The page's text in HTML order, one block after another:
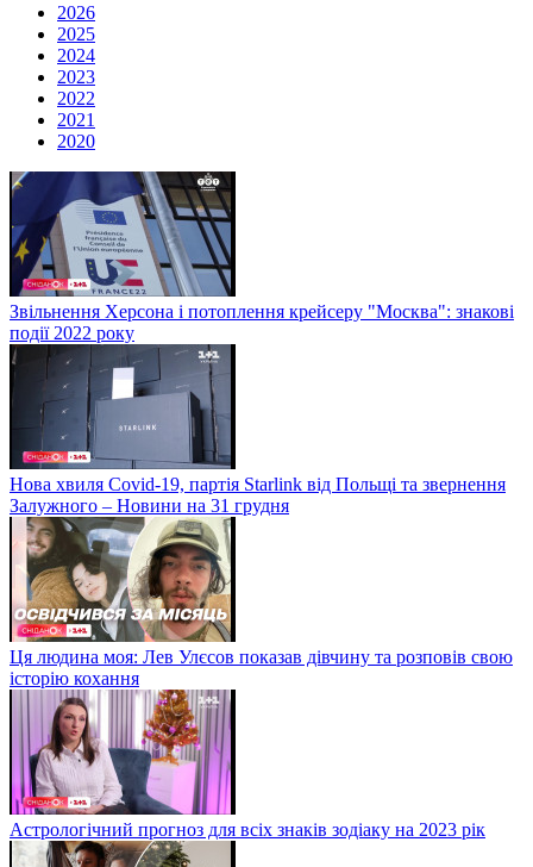
2026
2025
2024
2023
2022
2021
2020
Звільнення Херсона і потоплення крейсеру "Москва": знакові
події 2022 року
Нова хвиля Covid-19, партія Starlink від Польщі та звернення
Залужного – Новини на 31 грудня
Ця людина моя: Лев Улєсов показав дівчину та розповів свою
історію кохання
Астрологічний прогноз для всіх знаків зодіаку на 2023 рік